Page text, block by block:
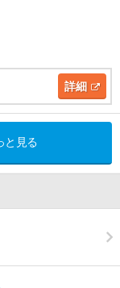
詳細
と見る